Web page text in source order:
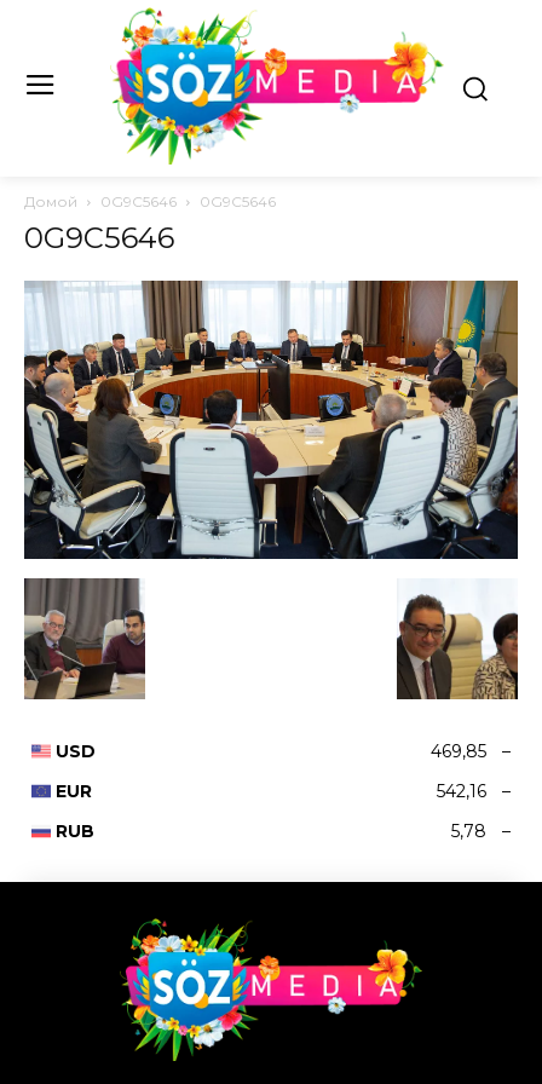
Домой 0G9C5646 0G9C5646
0G9C5646
USD 469,85
–
EUR
542,16
–
RUB
5,78 –